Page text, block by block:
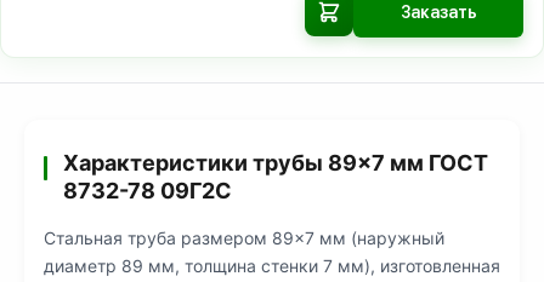
Заказать
Характеристики трубы 89×7 мм ГОСТ
8732-78 09Г2С
Стальная труба размером 89×7 мм (наружный
диаметр 89 мм, толщина стенки 7 мм), изготовленная